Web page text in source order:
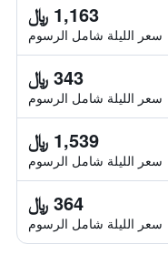
1,163 ﷼
سعر الليلة شامل الرسوم
343 ﷼
سعر الليلة شامل الرسوم
1,539 ﷼
سعر الليلة شامل الرسوم
364 ﷼
سعر الليلة شامل الرسوم